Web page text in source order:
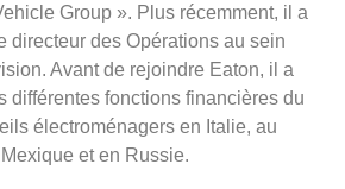
Group ». Plus récemment, il a
directeur des Opérations au sein
Avant de rejoindre Eaton, il a
différentes fonctions financières du
électroménagers en Italie, au
et en Russie.